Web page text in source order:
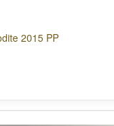
2015 PP